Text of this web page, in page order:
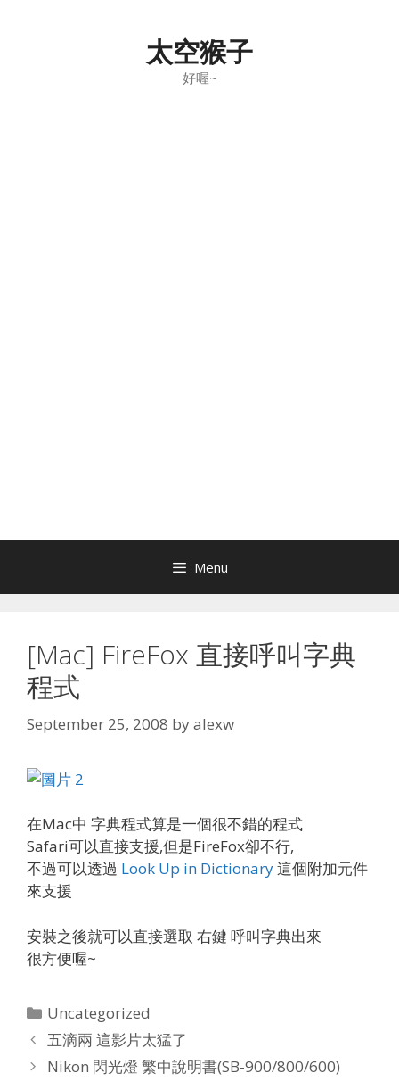
太空猴子
好喔~
Menu
[Mac] FireFox 直接呼叫字典
程式
September 25, 2008 byalexw
在Mac中 字典程式算是一個很不錯的程式
Safari可以直接支援,但是FireFox卻不行,
不過可以透過 Look Up in Dictionary這個附加元件
來支援
安裝之後就可以直接選取 右鍵 呼叫字典出來
很方便喔~
Categories
Uncategorized
五滴兩 這影片太猛了
Nikon 閃光燈 繁中說明書(SB-900/800/600)